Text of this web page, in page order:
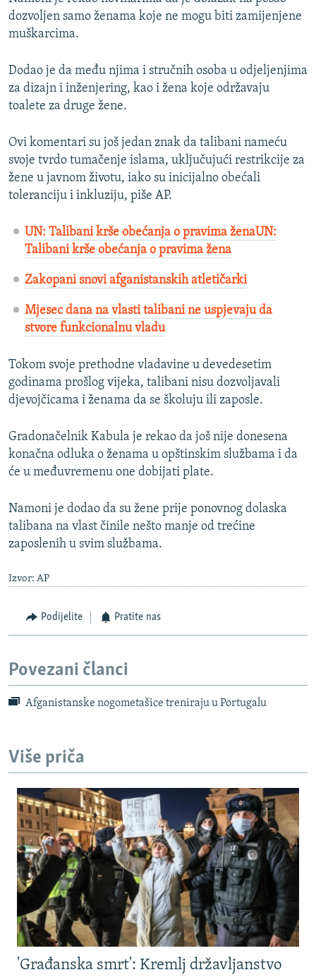
NASTANAK I RASPAD JUGOSLAVIJE
dozvoljen samo ženama koje ne mogu biti zamijenjene
muškarcima.
Dodao je da među njima i stručnih osoba u odjeljenjima
za dizajn i inženjering, kao i žena koje održavaju
toalete za druge žene.
Ovi komentari su još jedan znak da talibani nameću
svoje tvrdo tumačenje islama, uključujući restrikcije za
žene u javnom životu, iako su inicijalno obećali
toleranciju i inkluziju, piše AP.
UN: Talibani krše obećanja o pravima ženaUN:
Talibani krše obećanja o pravima žena
Zakopani snovi afganistanskih atletičarki
Mjesec dana na vlasti talibani ne uspjevaju da
stvore funkcionalnu vladu
Tokom svoje prethodne vladavine u devedesetim
godinama prošlog vijeka, talibani nisu dozvoljavali
djevojčicama i ženama da se školuju ili zaposle.
Gradonačelnik Kabula je rekao da još nije donesena
konačna odluka o ženama u opštinskim službama i da
će u međuvremenu one dobijati plate.
Namoni je dodao da su žene prije ponovnog dolaska
talibana na vlast činile nešto manje od trećine
zaposlenih u svim službama.
Izvor: AP
Podijelite Pratite nas
Povezani članci
Afganistanske nogometašice treniraju u Portugalu
Više priča
'Građanska smrt': Kremlj državljanstvo